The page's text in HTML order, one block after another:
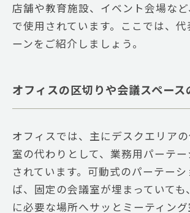
店舗や教育施設、イベント会場な
で使用されています。ここでは、
ーンをご紹介しましょう。
オフィスの区切りや会議スペース
オフィスでは、主にデスクエリア
室の代わりとして、業務用パーテ
されています。可動式のパーテー
ば、固定の会議室が埋まっていても
に必要な場所へサッとミーティン